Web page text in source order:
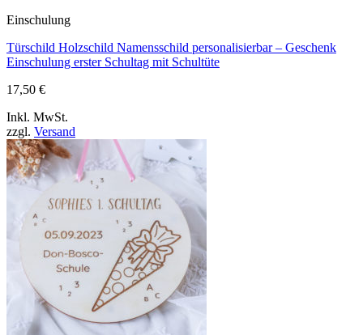
Einschulung
Türschild Holzschild Namensschild personalisierbar – Geschenk
Einschulung erster Schultag mit Schultüte
17,50 €
Inkl. MwSt.
zzgl. Versand